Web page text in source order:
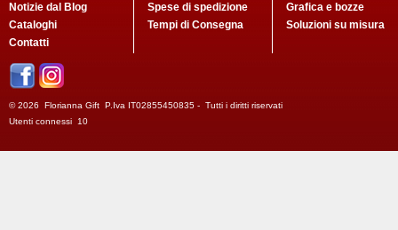
Notizie dal Blog
Cataloghi
Contatti
Spese di spedizione
Tempi di Consegna
Grafica e bozze
Soluzioni su misura
© 2026 Florianna Gift P.Iva IT02855450835 - Tutti i diritti riservati
Utenti connessi 10